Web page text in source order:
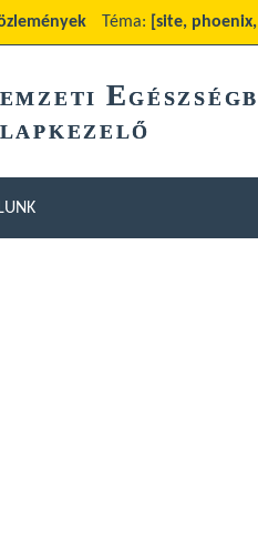
Téma: [site,
EMZETI E
LAPKEZELŐ